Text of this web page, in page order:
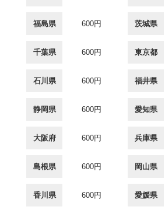
福島県 600円 茨城県
千葉県 600円 東京都
石川県 600円 福井県
静岡県 600円 愛知県
大阪府 600円 兵庫県
島根県 600円 岡山県
香川県 600円 愛媛県